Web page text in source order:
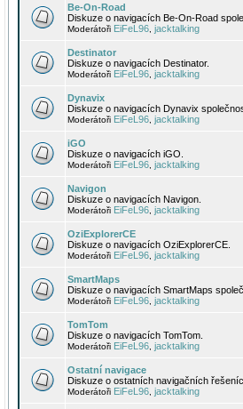
Be-On-Road
Diskuze o navigacích Be-On-Road
Moderátoři EiFeL96 jacktalking
Destinator
Diskuze o navigacích Destinator.
Moderátoři EiFeL96 jacktalking
Dynavix
Diskuze o navigacích Dynavix
Moderátoři EiFeL96 jacktalking
iGO
Diskuze o navigacích iGO.
Moderátoři EiFeL96 jacktalking
Navigon
Diskuze o navigacích Navigon.
Moderátoři EiFeL96 jacktalking
OziExplorerCE
Diskuze o navigacích OziExplorerCE.
Moderátoři EiFeL96 jacktalking
SmartMaps
Diskuze o navigacích SmartMaps
Moderátoři EiFeL96 jacktalking
TomTom
Diskuze o navigacích TomTom.
Moderátoři EiFeL96 jacktalking
Ostatní navigace
Diskuze o ostatních navigačních
Moderátoři EiFeL96 jacktalking